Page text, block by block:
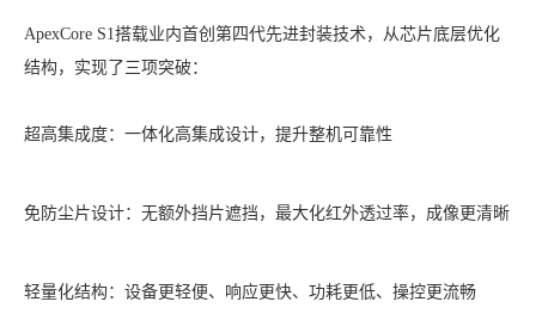
ApexCore S1搭载业内首创第四代先进封装技术，从芯片底层优化
结构，实现了三项突破：
超高集成度：一体化高集成设计，提升整机可靠性
免防尘片设计：无额外挡片遮挡，最大化红外透过率，成像更清晰
轻量化结构：设备更轻便、响应更快、功耗更低、操控更流畅